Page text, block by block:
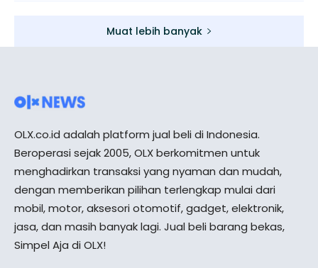
Muat lebih banyak
OLX.co.id adalah platform jual beli di Indonesia.
Beroperasi sejak 2005, OLX berkomitmen untuk
menghadirkan transaksi yang nyaman dan mudah,
dengan memberikan pilihan terlengkap mulai dari
mobil, motor, aksesori otomotif, gadget, elektronik,
jasa, dan masih banyak lagi. Jual beli barang bekas,
Simpel Aja di OLX!